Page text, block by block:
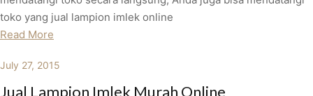
toko yang jual lampion imlek online
Read More
July 27, 2015
Jual Lampion Imlek Murah Online